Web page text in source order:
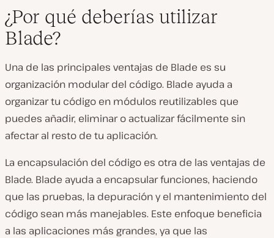
¿Por qué deberías utilizar
Blade?
Una de las principales ventajas de Blade es su
organización modular del código. Blade ayuda a
organizar tu código en módulos reutilizables que
puedes añadir, eliminar o actualizar fácilmente sin
afectar al resto de tu aplicación.
La encapsulación del código es otra de las ventajas de
Blade. Blade ayuda a encapsular funciones, haciendo
que las pruebas, la depuración y el mantenimiento del
código sean más manejables. Este enfoque beneficia
a las aplicaciones más grandes, ya que las